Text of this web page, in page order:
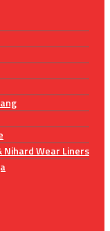
Nihard Wear Liners